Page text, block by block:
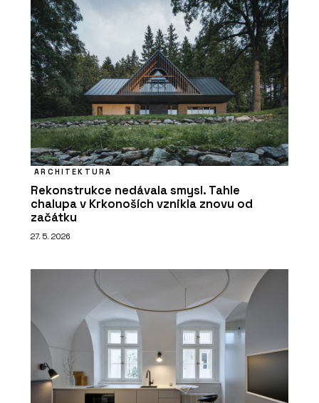
ARCHITEKTURA
Rekonstrukce nedávala smysl. Tahle
chalupa v Krkonoších vznikla znovu od
začátku
27. 5. 2026